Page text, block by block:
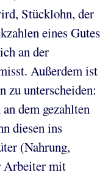
Stücklohn, der
eines Gutes
an der
Außerdem ist
zu unterscheiden:
dem gezahlten
diesen ins
(Nahrung,
Arbeiter mit